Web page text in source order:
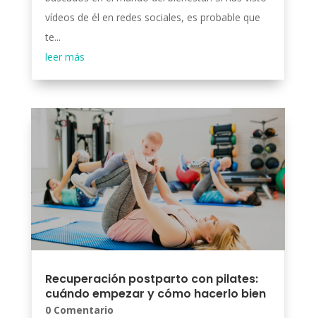
vídeos de él en redes sociales, es probable que
te...
leer más
Recuperación postparto con pilates:
cuándo empezar y cómo hacerlo bien
0 Comentario